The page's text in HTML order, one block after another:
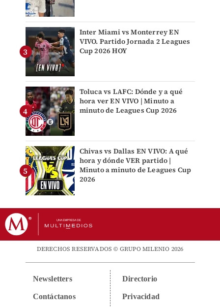
Inter Miami vs Monterrey EN
VIVO. Partido Jornada 2 Leagues
Cup 2026 HOY
Toluca vs LAFC: Dónde y a qué
hora ver EN VIVO | Minuto a
minuto de Leagues Cup 2026
Chivas vs Dallas EN VIVO: A qué
hora y dónde VER partido |
Minuto a minuto de Leagues Cup
2026
DERECHOS RESERVADOS © GRUPO MILENIO 2026
Newsletters
Contáctanos
Directorio
Privacidad